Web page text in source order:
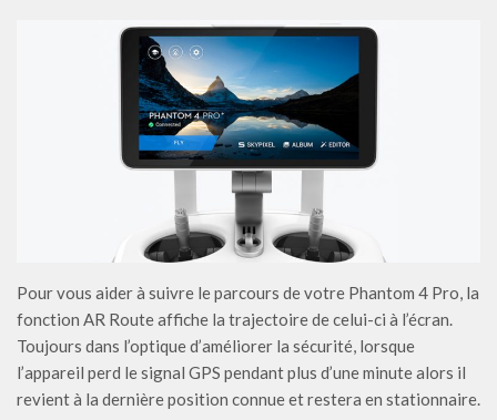
Pour vous aider à suivre le parcours de votre Phantom 4 Pro, la
fonction AR Route affiche la trajectoire de celui-ci à l’écran.
Toujours dans l’optique d’améliorer la sécurité, lorsque
l’appareil perd le signal GPS pendant plus d’une minute alors il
revient à la dernière position connue et restera en stationnaire.